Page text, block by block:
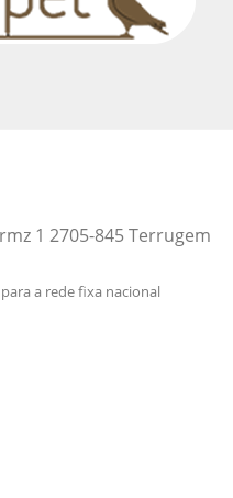
1 2705-845 Terrugem
a rede fixa nacional